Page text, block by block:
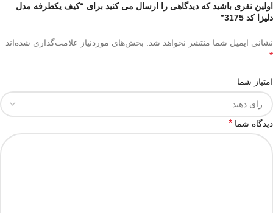
اولین نفری باشید که دیدگاهی را ارسال می کنید برای “کیف یکطرفه مدل
دلیزا کد 3175”
نشانی ایمیل شما منتشر نخواهد شد. بخش‌های موردنیاز علامت‌گذاری شده‌اند
*
امتیاز شما
دیدگاه شما *